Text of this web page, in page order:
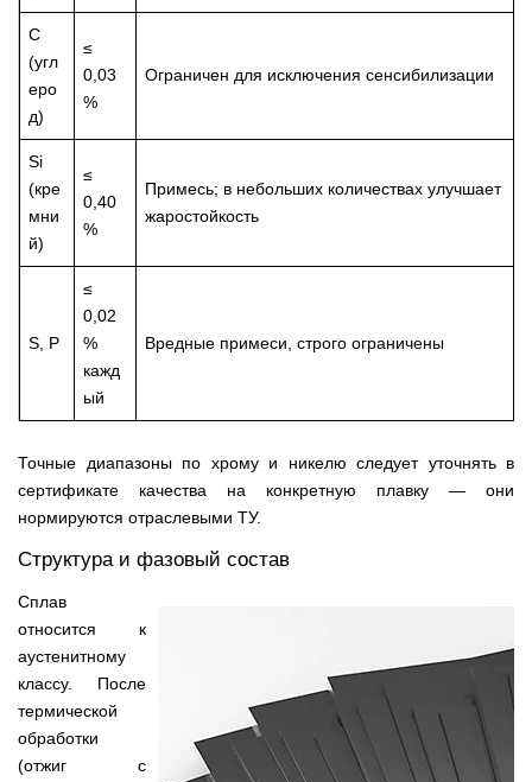
C
(угл
еро
д)
≤
0,03
%
Ограничен для исключения сенсибилизации
Si
(кре
мни
й)
≤
0,40
%
Примесь; в небольших количествах улучшает
жаростойкость
S, P
≤
0,02
%
кажд
ый
Вредные примеси, строго ограничены
Точные диапазоны по хрому и никелю следует уточнять в
сертификате качества на конкретную плавку — они
нормируются отраслевыми ТУ.
Структура и фазовый состав
Сплав
относится к
аустенитному
классу. После
термической
обработки
(отжиг с